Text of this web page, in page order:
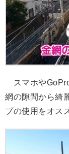
スマホや
網の隙間から綺
プの使用をオス